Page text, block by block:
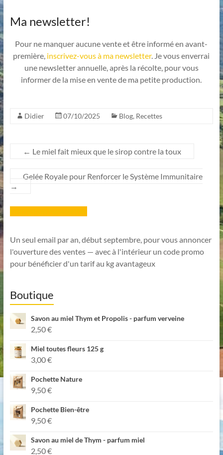
Ma newsletter!
Pour ne manquer aucune vente et être informé en avant-
première, inscrivez-vous à ma newsletter. Je vous enverrai
une newsletter annuelle, après la récolte, pour vous
informer de la mise en vente de ma petite production.
Didier 07/10/2025 Blog, Recettes
← Le miel fait mieux que le sirop contre la toux
Gelée Royale pour Renforcer le Système Immunitaire
→
Un seul email par an, début septembre, pour vous annoncer
l'ouverture des ventes — avec à l'intérieur un code promo
pour bénéficier d'un tarif au kg avantageux
Boutique
Savon au miel Thym et Propolis - parfum verveine
2,50€
Miel toutes fleurs 125 g
3,00€
Pochette Nature
9,50€
Pochette Bien-être
9,50€
Savon au miel de Thym - parfum miel
2,50€